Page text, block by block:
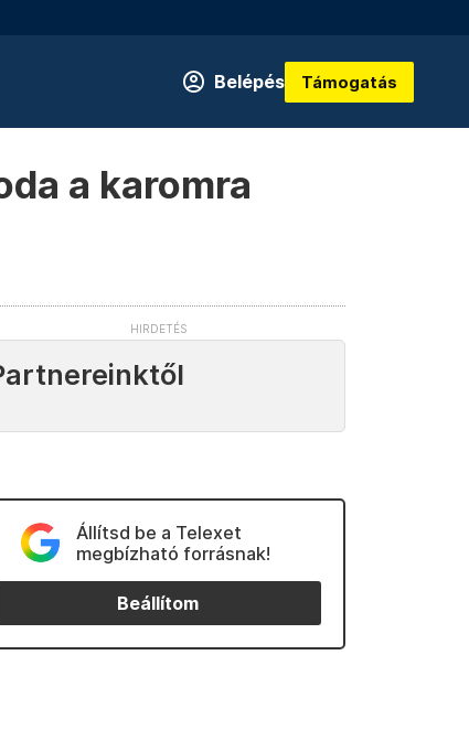
Belépés Támogatás
a karomra
Állítsd be a Telexet
megbízható forrásnak!
Beállítom